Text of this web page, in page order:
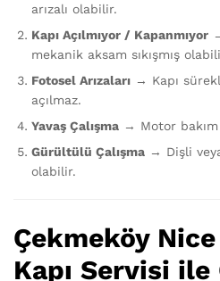
arızalı olabilir.
Kapı Açılmıyor / Kapanmıyor
mekanik aksam sıkışmış
Fotosel Arızaları → Kapı
açılmaz.
Yavaş Çalışma → Motor bakım
Gürültülü Çalışma → Dişli
olabilir.
Çekmeköy
Kapı Servisi ile